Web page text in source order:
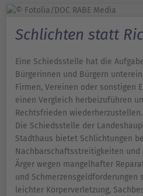
Schlichten statt
Eine Schiedsstelle hat die
Bürgerinnen und Bürgern
Firmen, Vereinen oder sonstigen
einen Vergleich herbeizuführen
Rechtsfrieden wiederherzustellen.
Die Schiedsstelle der
Stadthaus bietet Schlichtungen
Nachbarschaftsstreitigkeiten und
Ärger wegen mangelhafter
und Schmerzensgeldforderungen
leichter Körperverletzung,